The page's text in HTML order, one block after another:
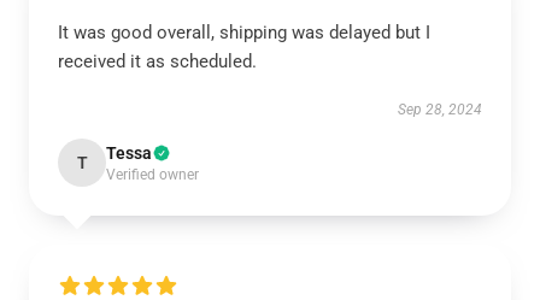
It was good overall, shipping was delayed but I
received it as scheduled.
Sep 28, 2024
T Tessa
Verified owner